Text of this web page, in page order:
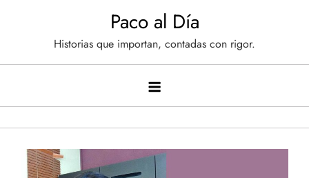
Paco al Día
Historias que importan, contadas con rigor.